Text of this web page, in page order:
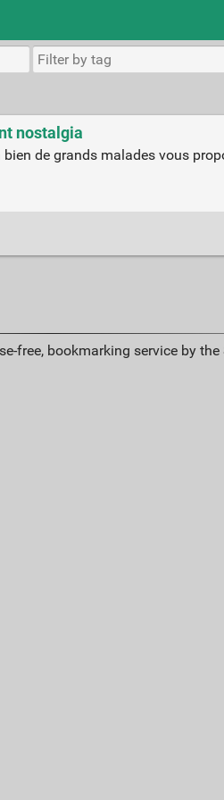
nostalgia
de grands malades vous
free, bookmarking service by